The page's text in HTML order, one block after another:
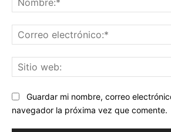
Guardar mi nombre, correo
navegador la próxima vez que comente.